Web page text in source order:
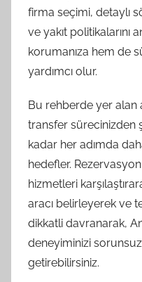
firma seçimi, detaylı
ve yakıt politikalarını
korumanıza hem de
yardımcı olur.
Bu rehberde yer alan
transfer sürecinizden
kadar her adımda
hedefler.
hizmetleri
aracı belirleyerek ve
dikkatli davranarak,
deneyiminizi
getirebilirsiniz.